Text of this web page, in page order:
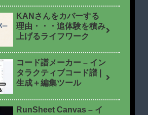
KANさんをカバーする
理由・・・追体験を積み
上げるライフワーク
コード譜メーカー – イン
タラクティブコード譜 |
生成＋編集ツール
RunSheet Canvas – イ